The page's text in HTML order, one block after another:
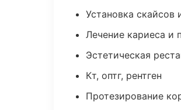
Установка
Лечение кариеса и
Эстетическая
Кт, оптг, рентген
Протезирование